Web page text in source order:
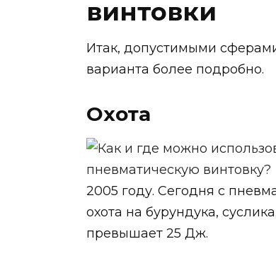
винтовки
Итак, допустимыми
варианта более подробно.
Охота
2005 году. Сегодня с
охота на бурундука,
превышает 25 Дж.